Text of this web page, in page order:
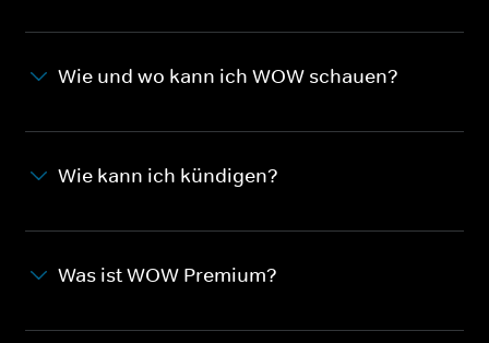
Wie und wo kann ich WOW schauen?
Wie kann ich kündigen?
Was ist WOW Premium?